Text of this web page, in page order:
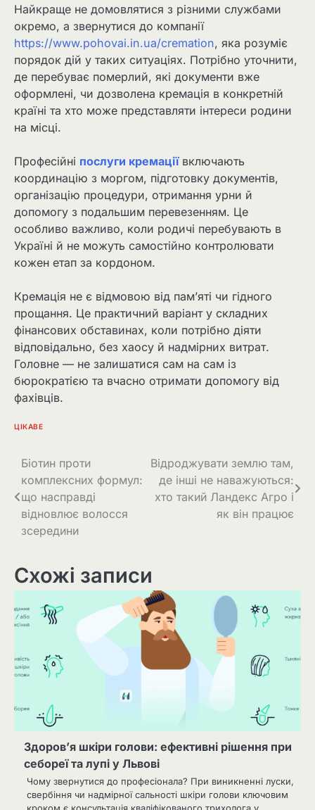
Найкраще не домовлятися з різними службами
окремо, а звернутися до компанії
https://www.pohovai.in.ua/cremation, яка розуміє
порядок дій у таких ситуаціях. Потрібно уточнити,
де перебуває померлий, які документи вже
оформлені, чи дозволена кремація в конкретній
країні та хто може представляти інтереси родини
на місці.
Професійні послуги кремаціївключають
координацію з моргом, підготовку документів,
організацію процедури, отримання урни й
допомогу з подальшим перевезенням. Це
особливо важливо, коли родичі перебувають в
Україні й не можуть самостійно контролювати
кожен етап за кордоном.
Кремація не є відмовою від пам’яті чи гідного
прощання. Це практичний варіант у складних
фінансових обставинах, коли потрібно діяти
відповідально, без хаосу й надмірних витрат.
Головне — не залишатися сам на сам із
бюрократією та вчасно отримати допомогу від
фахівців.
ЦІКАВЕ
Навігація
записів
Біотин проти
комплексних формул:
що насправді
відновлює волосся
зсередини
Відроджувати землю там,
де інші не наважуються:
хто такий Ландекс Агро і
як він працює
Схожі записи
Здоров’я шкіри голови: ефективні рішення при
себореї та лупі у Львові
Чому звернутися до професіонала? При виникненні луски,
свербіння чи надмірної сальності шкіри голови ключовим